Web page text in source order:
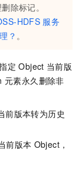
除标记。
HDFS 服务
？ 。
定 Object 当前版
元素永久删除非
前版本转为历史
前版本 Object，